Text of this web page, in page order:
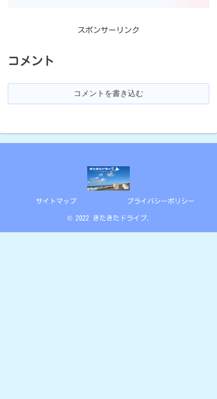
スポンサーリンク
コメント
コメントを書き込む
サイトマップ プライバシーポリシー
© 2022 きたきたドライブ.